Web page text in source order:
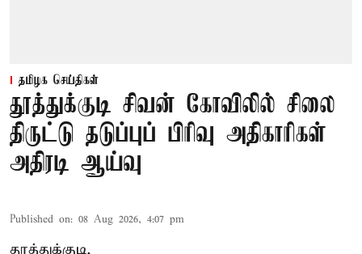
தமிழக செய்திகள்
தூத்துக்குடி சிவன் கோவிலில் சிலை
திருட்டு தடுப்புப் பிரிவு அதிகாரிகள்
அதிரடி ஆய்வு
Published on: 08 Aug 2026, 4:07 pm
தூத்துக்குடி,